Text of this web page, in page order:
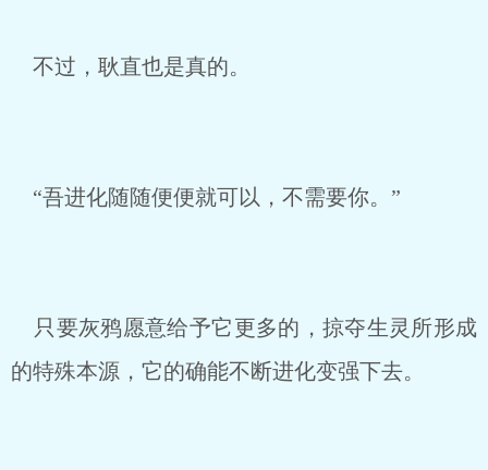
不过，耿直也是真的。
“吾进化随随便便就可以，不需要你。”
只要灰鸦愿意给予它更多的，掠夺生灵所形成
的特殊本源，它的确能不断进化变强下去。